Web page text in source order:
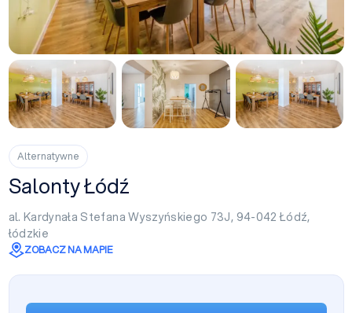
Alternatywne
Salonty Łódź
al. Kardynała Stefana Wyszyńskiego 73J, 94-042Łódź,
łódzkie
ZOBACZ NA MAPIE